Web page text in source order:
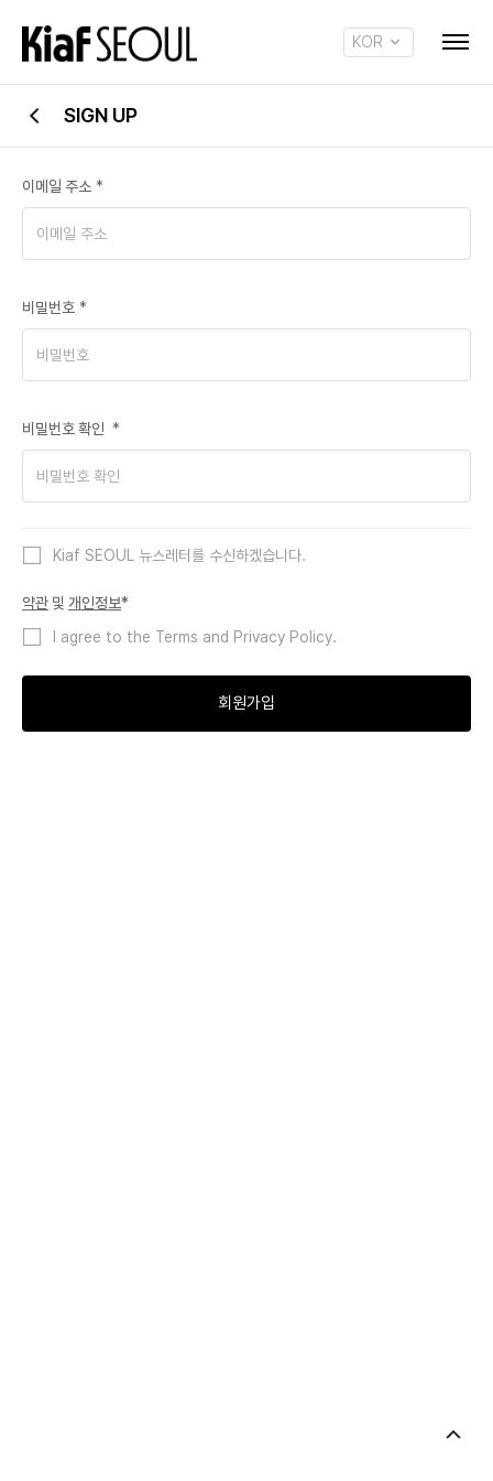
KOR
SIGN UP
이메일 주소 *
비밀번호 *
비밀번호 확인 *
Kiaf SEOUL 뉴스레터를 수신하겠습니다.
약관 및 개인정보*
I agree to the Terms and Privacy Policy.